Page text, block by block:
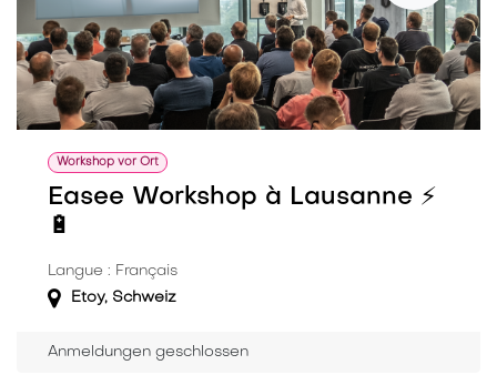
Workshop vor Ort
Easee Workshop à Lausanne ⚡️
🔋
Langue : Français
Etoy, Schweiz
Anmeldungen geschlossen